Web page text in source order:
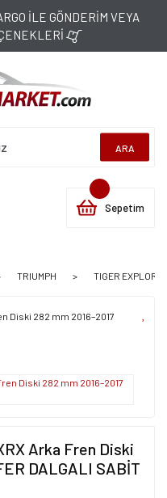
İLE GÖNDERİM VEYA
ARA
Sepetim
TRIUMPH TIGER
Arka Fren Diski
DALGALI SABİT